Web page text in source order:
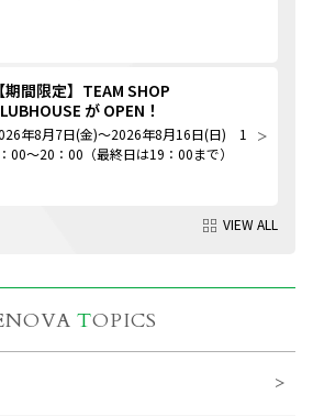
VIEW ALL
【期間限定】TEAM SHOP
が OPEN！
年8月7日(金)～2026年8月16日(日) 1
00～20：00（最終日は19：00まで）
TOPICS